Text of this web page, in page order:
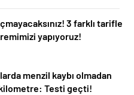
3 farklı tarifle
yapıyoruz!
menzil kaybı olmadan
Testi geçti!